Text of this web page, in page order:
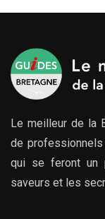
Le meilleur de la
de
qui se feront un
saveurs et les